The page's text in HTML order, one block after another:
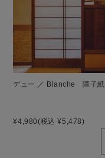
デュー ／ Blanche 障子紙
¥4,980(税込 ¥5,478)